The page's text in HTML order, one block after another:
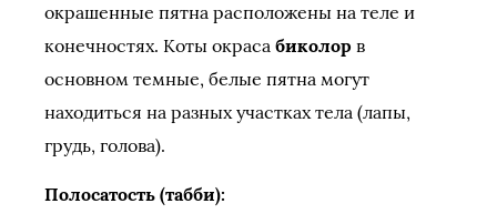
окрашенные пятна расположены на теле и
конечностях. Коты окраса биколор в
основном темные, белые пятна могут
находиться на разных участках тела (лапы,
грудь, голова).
Полосатость (табби):